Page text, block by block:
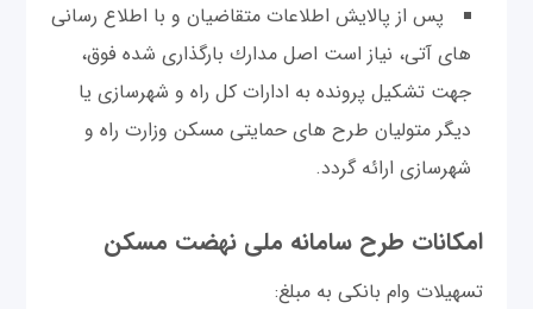
پس از پالايش اطلاعات متقاضيان و با اطلاع رسانی
های آتی، نياز است اصل مدارك بارگذاری شده فوق،
جهت تشكيل پرونده به ادارات كل راه و شهرسازی يا
ديگر متوليان طرح های حمایتی مسکن وزارت راه و
شهرسازی ارائه گردد.
امکانات طرح سامانه ملی نهضت مسکن
تسهیلات وام بانکی به مبلغ: